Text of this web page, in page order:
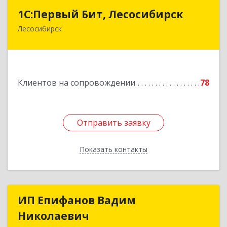
1С:Первый Бит, Лесосибирск
Лесосибирск
Клиентов на сопровождении 78
Отправить заявку
Показать контакты
1С:Первый Бит, Лесосибирск
662544, Красноярский край, Лесосибирск г,
Отправить заявку
Назад
ИП Епифанов Вадим
Николаевич
ИП Епифанов Вадим